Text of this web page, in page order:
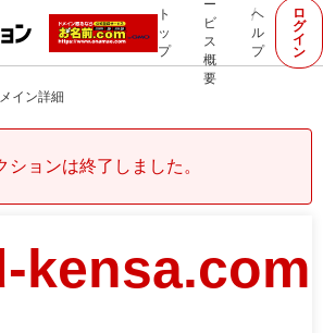
ト
ッ
プ
ー
ビ
ス
概
要
ヘ
ル
プ
ロ
グ
イ
ン
メイン詳細
ションは終了しました。
kensa.com